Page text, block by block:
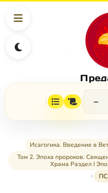
−
Исагогика. Введение в
Том 2. Эпоха пророков.
Храма Раздел I